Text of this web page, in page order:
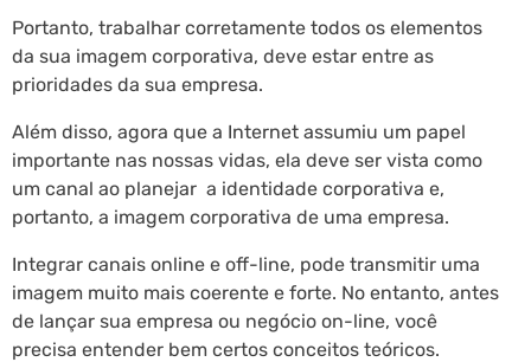
Portanto, trabalhar corretamente todos os elementos
da sua imagem corporativa, deve estar entre as
prioridades da sua empresa.
Além disso, agora que a Internet assumiu um papel
importante nas nossas vidas, ela deve ser vista como
um canal ao planejar a identidade corporativa e,
portanto, a imagem corporativa de uma empresa.
Integrar canais online e off-line, pode transmitir uma
imagem muito mais coerente e forte. No entanto, antes
de lançar sua empresa ou negócio on-line, você
precisa entender bem certos conceitos teóricos.